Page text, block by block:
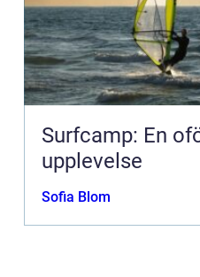
Surfcamp: En
upplevelse
Sofia Blom